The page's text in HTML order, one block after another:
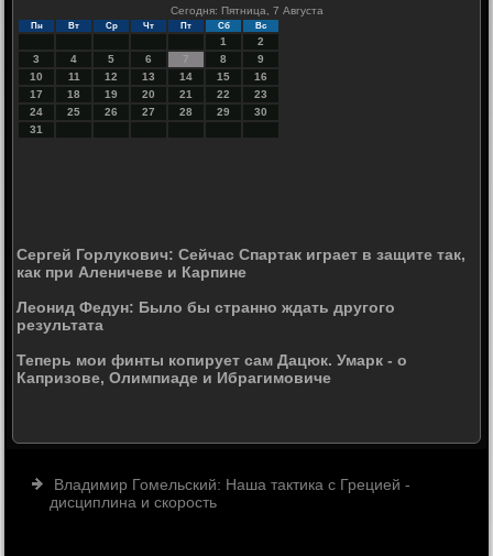
Сегодня: Пятница, 7 Августа
Пн Вт Ср Чт Пт Сб Вс
1
2
3
4 5 6 7 8
9
10
11 12 13 14 15
16
17
18 19 20 21 22
23
24
25 26 27 28 29
30
31
Сергей Горлукович: Сейчас Спартак играет в защите так,
как при Аленичеве и Карпине
Леонид Федун: Было бы странно ждать другого
результата
Теперь мои финты копирует сам Дацюк. Умарк - о
Капризове, Олимпиаде и Ибрагимовиче
Владимир Гомельский: Наша тактика с Грецией -
дисциплина и скорость